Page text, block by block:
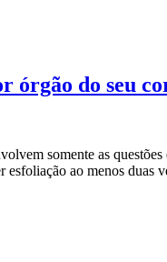
órgão do seu
somente as
ao menos